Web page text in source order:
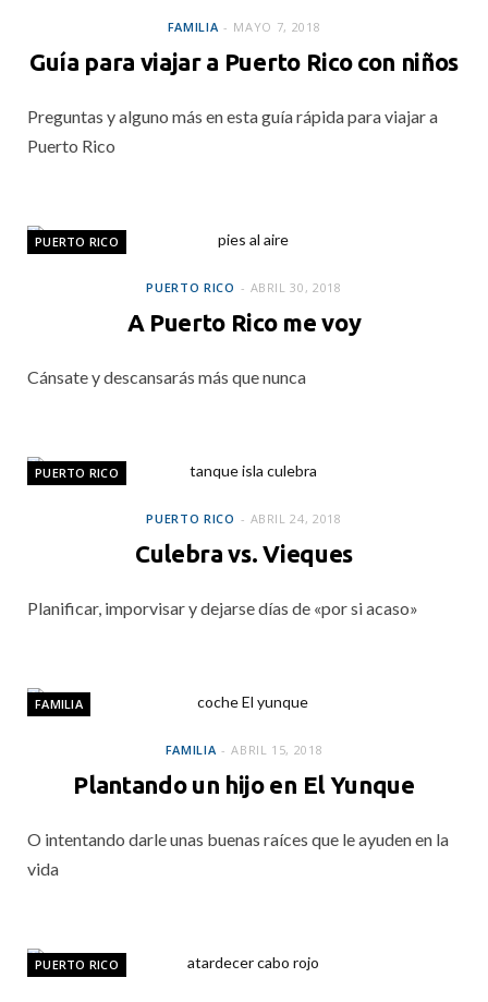
FAMILIA MAYO 7, 2018
Guía para viajar a Puerto Rico con niños
Preguntas y alguno más en esta guía rápida para viajar a
Puerto Rico
PUERTO RICO
PUERTO RICO ABRIL 30, 2018
A Puerto Rico me voy
Cánsate y descansarás más que nunca
PUERTO RICO
PUERTO RICO ABRIL 24, 2018
Culebra vs. Vieques
Planificar, imporvisar y dejarse días de «por si acaso»
FAMILIA
FAMILIA ABRIL 15, 2018
Plantando un hijo en El Yunque
O intentando darle unas buenas raíces que le ayuden en la
vida
PUERTO RICO